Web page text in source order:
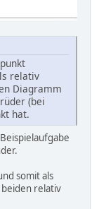
relativ
Diagramm
(bei
hat.
somit als
beiden relativ